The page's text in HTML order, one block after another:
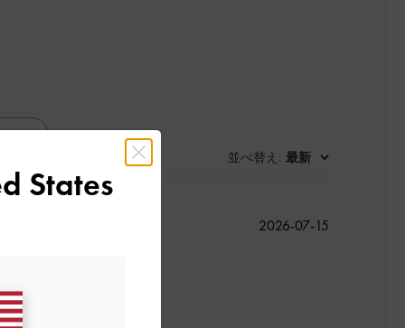
並べ替え : 最新
公
2026-07-15
States